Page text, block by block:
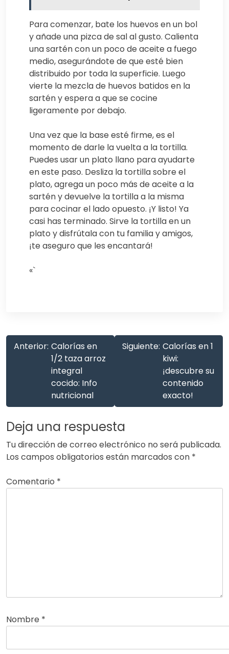
Para comenzar, bate los huevos en un bol
y añade una pizca de sal al gusto. Calienta
una sartén con un poco de aceite a fuego
medio, asegurándote de que esté bien
distribuido por toda la superficie. Luego
vierte la mezcla de huevos batidos en la
sartén y espera a que se cocine
ligeramente por debajo.
Una vez que la base esté firme, es el
momento de darle la vuelta a la tortilla.
Puedes usar un plato llano para ayudarte
en este paso. Desliza la tortilla sobre el
plato, agrega un poco más de aceite a la
sartén y devuelve la tortilla a la misma
para cocinar el lado opuesto. ¡Y listo! Ya
casi has terminado. Sirve la tortilla en un
plato y disfrútala con tu familia y amigos,
¡te aseguro que les encantará!
«`
Anterior: Calorías en
1/2 taza arroz
integral
cocido: Info
nutricional
Siguiente: Calorías en 1
kiwi:
¡descubre su
contenido
exacto!
Deja una respuesta
Tu dirección de correo electrónico no será publicada.
Los campos obligatorios están marcados con *
Comentario *
Nombre *